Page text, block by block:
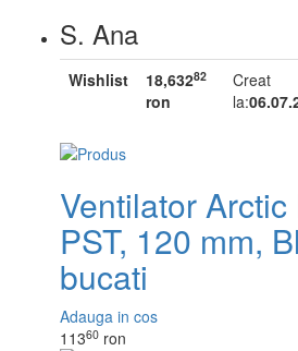
S. Ana
Wishlist 18,63282
ron
Creat
la:
Ventilator
PST, 120 mm,
bucati
Adauga in cos
11360 ron